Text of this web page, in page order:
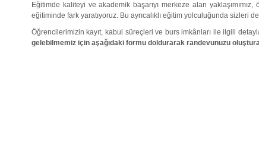
Eğitimde kaliteyi ve akademik başarıyı merkeze alan
eğitiminde fark yaratıyoruz. Bu ayrıcalıklı eğitim yolculuğunda sizleri
Öğrencilerimizin kayıt, kabul süreçleri ve burs imkânları ile ilgili
gelebilmemiz için aşağıdaki formu doldurarak randevunuzu